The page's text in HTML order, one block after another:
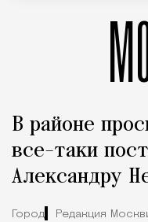
В районе
все-таки
Александру
Город Редакция